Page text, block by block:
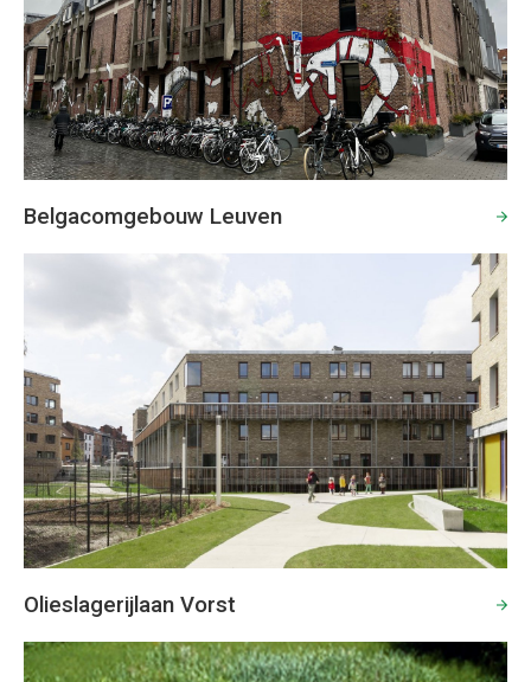
Belgacomgebouw Leuven
Olieslagerijlaan Vorst